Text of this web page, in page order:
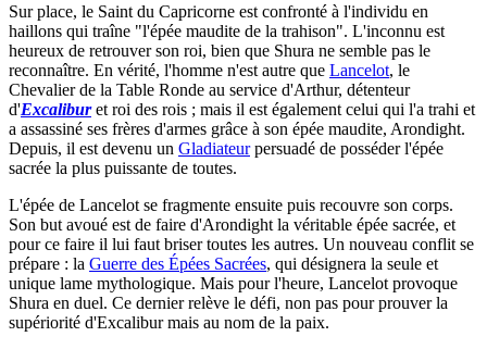
Sur place, le Saint du Capricorne est confronté à l'individu en
haillons qui traîne "l'épée maudite de la trahison". L'inconnu est
heureux de retrouver son roi, bien que Shura ne semble pas le
reconnaître. En vérité, l'homme n'est autre que Lancelot, le
Chevalier de la Table Ronde au service d'Arthur, détenteur
d'Excaliburet roi des rois ; mais il est également celui qui l'a trahi et
a assassiné ses frères d'armes grâce à son épée maudite, Arondight.
Depuis, il est devenu un Gladiateurpersuadé de posséder l'épée
sacrée la plus puissante de toutes.
L'épée de Lancelot se fragmente ensuite puis recouvre son corps.
Son but avoué est de faire d'Arondight la véritable épée sacrée, et
pour ce faire il lui faut briser toutes les autres. Un nouveau conflit se
prépare : la Guerre des Épées Sacrées, qui désignera la seule et
unique lame mythologique. Mais pour l'heure, Lancelot provoque
Shura en duel. Ce dernier relève le défi, non pas pour prouver la
supériorité d'Excalibur mais au nom de la paix.